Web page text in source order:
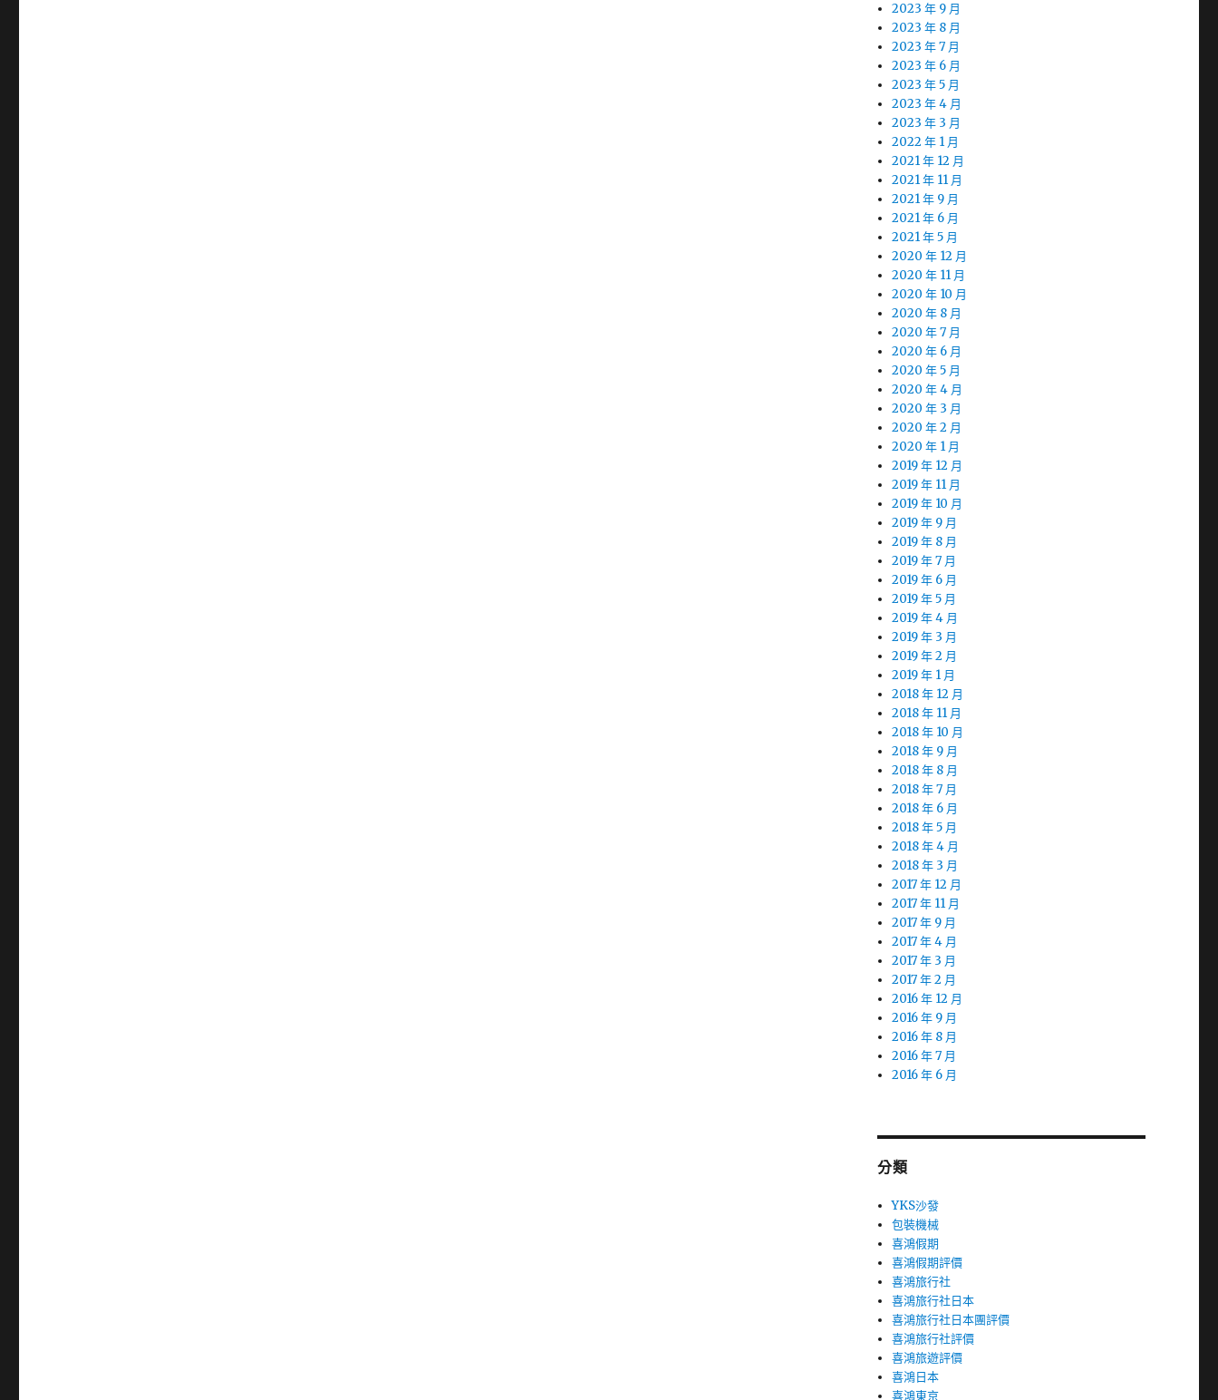
2023 年 9 月
2023 年 8 月
2023 年 7 月
2023 年 6 月
2023 年 5 月
2023 年 4 月
2023 年 3 月
2022 年 1 月
2021 年 12 月
2021 年 11 月
2021 年 9 月
2021 年 6 月
2021 年 5 月
2020 年 12 月
2020 年 11 月
2020 年 10 月
2020 年 8 月
2020 年 7 月
2020 年 6 月
2020 年 5 月
2020 年 4 月
2020 年 3 月
2020 年 2 月
2020 年 1 月
2019 年 12 月
2019 年 11 月
2019 年 10 月
2019 年 9 月
2019 年 8 月
2019 年 7 月
2019 年 6 月
2019 年 5 月
2019 年 4 月
2019 年 3 月
2019 年 2 月
2019 年 1 月
2018 年 12 月
2018 年 11 月
2018 年 10 月
2018 年 9 月
2018 年 8 月
2018 年 7 月
2018 年 6 月
2018 年 5 月
2018 年 4 月
2018 年 3 月
2017 年 12 月
2017 年 11 月
2017 年 9 月
2017 年 4 月
2017 年 3 月
2017 年 2 月
2016 年 12 月
2016 年 9 月
2016 年 8 月
2016 年 7 月
2016 年 6 月
分類
YKS沙發
包裝機械
喜鴻假期
喜鴻假期評價
喜鴻旅行社
喜鴻旅行社日本
喜鴻旅行社日本團評價
喜鴻旅行社評價
喜鴻旅遊評價
喜鴻日本
喜鴻東京